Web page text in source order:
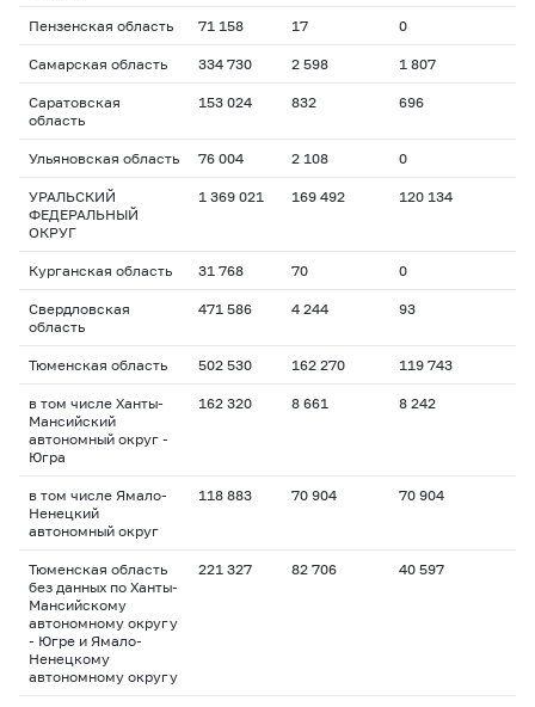
Пензенская область 71 158 17 0
Самарская область 334 730 2 598 1 807
Саратовская
область
153 024 832 696
Ульяновская область 76 004 2 108 0
УРАЛЬСКИЙ
ФЕДЕРАЛЬНЫЙ
ОКРУГ
1 369 021 169 492 120 134
Курганская область 31 768 70 0
Свердловская
область
471 586 4 244 93
Тюменская область 502 530 162 270 119 743
в том числе Ханты-
Мансийский
автономный округ -
Югра
162 320 8 661 8 242
в том числе Ямало-
Ненецкий
автономный округ
118 883 70 904 70 904
Тюменская область
без данных по Ханты-
Мансийскому
автономному округу
- Югре и Ямало-
Ненецкому
автономному округу
221 327 82 706 40 597